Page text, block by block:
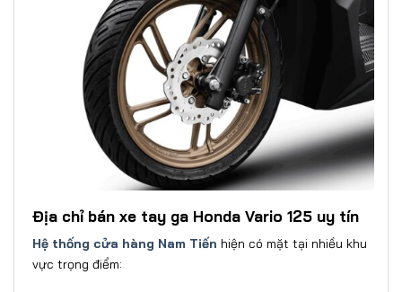
Địa chỉ bán xe tay ga Honda Vario 125 uy tín
Hệ thống cửa hàng Nam Tiến hiện có mặt tại nhiều khu
vực trọng điểm: